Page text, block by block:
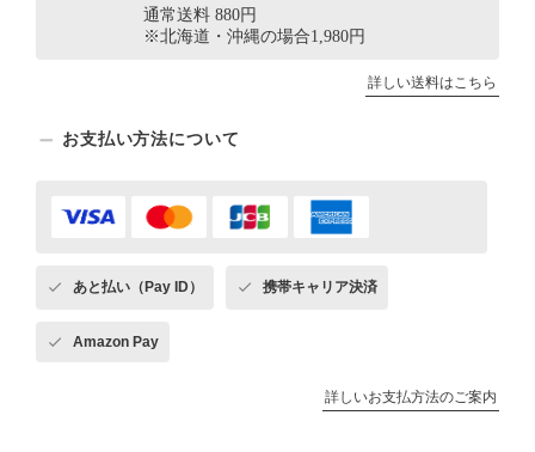
通常送料 880円
※北海道・沖縄の場合1,980円
詳しい送料はこちら
お支払い方法について
あと払い（Pay ID） 携帯キャリア決済
Amazon Pay
詳しいお支払方法のご案内